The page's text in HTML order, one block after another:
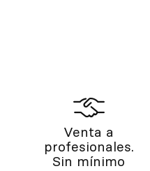
Venta a
profesionales.
Sin mínimo